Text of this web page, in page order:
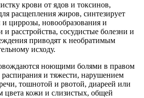
крови от ядов и токсинов,
расщепления жиров, синтезирует
и циррозы, новообразования и
расстройства, сосудистые болезни и
приводят к необратимым
исходу.
ноющими болями в правом
распирания и тяжести, нарушением
тошнотой и рвотой, диареей или
цвета кожи и слизистых, общей